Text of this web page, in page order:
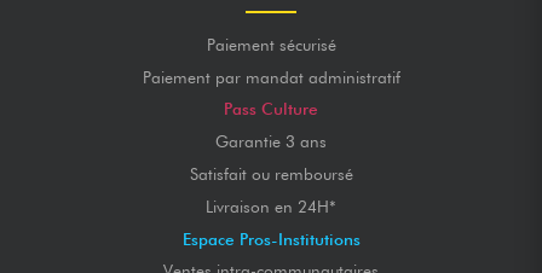
Paiement sécurisé
Paiement par mandat administratif
Pass Culture
Garantie 3 ans
Satisfait ou remboursé
Livraison en 24H*
Espace Pros-Institutions